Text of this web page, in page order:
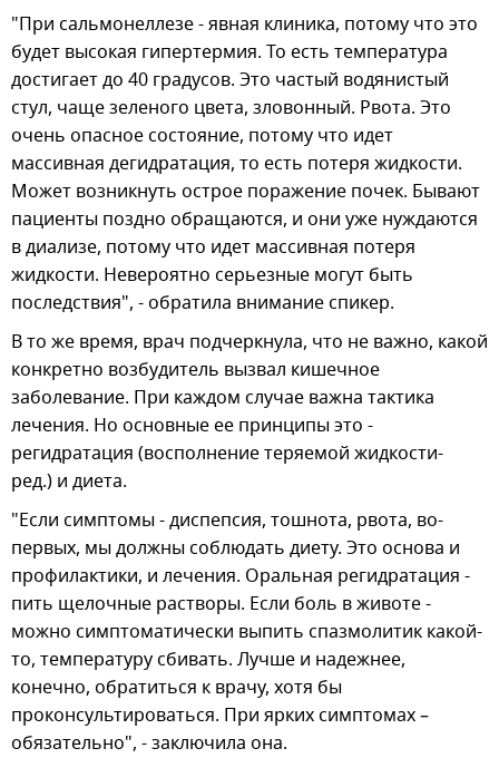
"При сальмонеллезе - явная клиника, потому что это
будет высокая гипертермия. То есть температура
достигает до 40 градусов. Это частый водянистый
стул, чаще зеленого цвета, зловонный. Рвота. Это
очень опасное состояние, потому что идет
массивная дегидратация, то есть потеря жидкости.
Может возникнуть острое поражение почек. Бывают
пациенты поздно обращаются, и они уже нуждаются
в диализе, потому что идет массивная потеря
жидкости. Невероятно серьезные могут быть
последствия", - обратила внимание спикер.
В то же время, врач подчеркнула, что не важно, какой
конкретно возбудитель вызвал кишечное
заболевание. При каждом случае важна тактика
лечения. Но основные ее принципы это -
регидратация (восполнение теряемой жидкости-
ред.) и диета.
"Если симптомы - диспепсия, тошнота, рвота, во-
первых, мы должны соблюдать диету. Это основа и
профилактики, и лечения. Оральная регидратация -
пить щелочные растворы. Если боль в животе -
можно симптоматически выпить спазмолитик какой-
то, температуру сбивать. Лучше и надежнее,
конечно, обратиться к врачу, хотя бы
проконсультироваться. При ярких симптомах –
обязательно", - заключила она.